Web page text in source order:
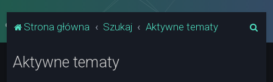
Strona główna Szukaj Aktywne tematy
Aktywne tematy